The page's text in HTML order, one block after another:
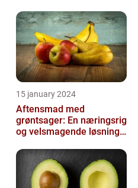
15 january 2024
Aftensmad med
grøntsager: En næringsrig
og velsmagende løsning